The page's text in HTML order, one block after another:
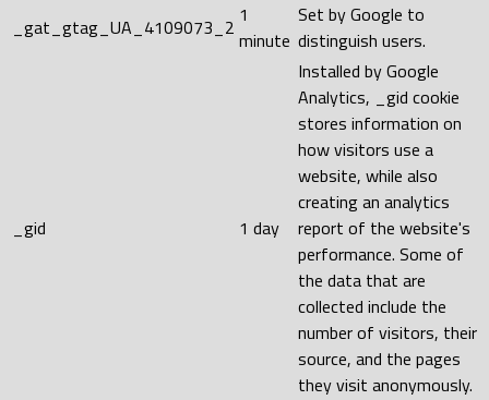
_gat_gtag_UA_4109073_2 1
minute
Set by Google to
distinguish users.
_gid 1 day
Installed by Google
Analytics, _gid cookie
stores information on
how visitors use a
website, while also
creating an analytics
report of the website's
performance. Some of
the data that are
collected include the
number of visitors, their
source, and the pages
they visit anonymously.